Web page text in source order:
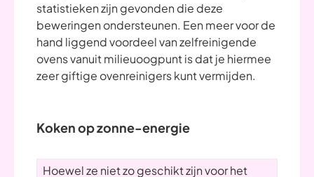
statistieken zijn gevonden die deze
beweringen ondersteunen. Een meer voor de
hand liggend voordeel van zelfreinigende
ovens vanuit milieuoogpunt is dat je hiermee
zeer giftige ovenreinigers kunt vermijden.
Koken op zonne-energie
Hoewel ze niet zo geschikt zijn voor het